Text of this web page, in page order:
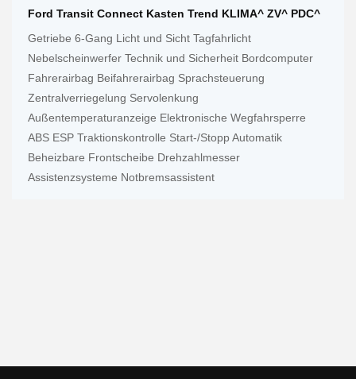
Ford Transit Connect Kasten Trend KLIMA^ ZV^ PDC^
Getriebe 6-Gang Licht und Sicht Tagfahrlicht
Nebelscheinwerfer Technik und Sicherheit Bordcomputer
Fahrerairbag Beifahrerairbag Sprachsteuerung
Zentralverriegelung Servolenkung
Außentemperaturanzeige Elektronische Wegfahrsperre
ABS ESP Traktionskontrolle Start-/Stopp Automatik
Beheizbare Frontscheibe Drehzahlmesser
Assistenzsysteme Notbremsassistent